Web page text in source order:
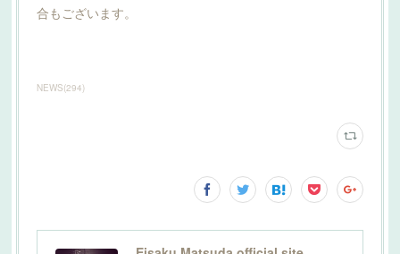
合もございます。
NEWS(294)